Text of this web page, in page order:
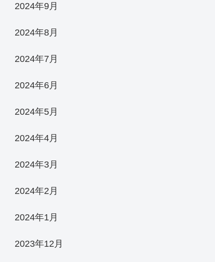
2024年9月
2024年8月
2024年7月
2024年6月
2024年5月
2024年4月
2024年3月
2024年2月
2024年1月
2023年12月